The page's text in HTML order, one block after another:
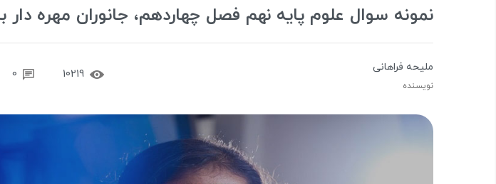
نمونه سوال علوم پایه نهم فصل چهاردهم، جانوران مهره دار
ملیحه فراهانی
نویسنده
10219
0